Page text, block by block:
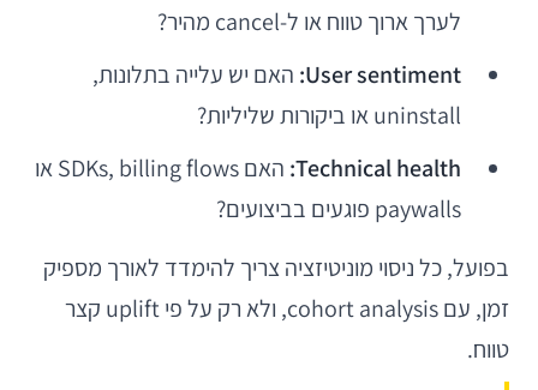
לערך ארוך טווח או ל-cancel מהיר?
User sentiment: האם יש עלייה בתלונות,
uninstall או ביקורות שליליות?
Technical health:
האם SDKs, billing flows או
paywalls פוגעים בביצועים?
בפועל, כל ניסוי מוניטיזציה צריך להימדד לאורך מספיק
זמן, עם cohort analysis, ולא רק על פי uplift קצר
טווח.